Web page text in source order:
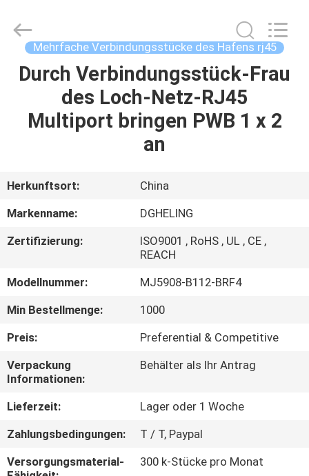
HAUS
PRODUKTE
UNS
AUSFLUG
TRETEN
SIE
MIT
UNS
IN
VERBINDUNG
Rights
Reserved.
Developed Mehrfache Verbindungsstücke des Hafens rj45
Durch Verbindungsstück-Frau
des Loch-Netz-RJ45
Multiport bringen PWB 1 x 2
an
Herkunftsort:
China
Markenname:
DGHELING
Zertifizierung:
ISO9001 , RoHS , UL , CE ,
REACH
Modellnummer:
MJ5908-B112-BRF4
Min Bestellmenge:
1000
Preis:
Preferential & Competitive
Verpackung
Informationen:
Behälter als Ihr Antrag
Lieferzeit:
Lager oder 1 Woche
Zahlungsbedingungen:
T / T, Paypal
Versorgungsmaterial-
300 k-Stücke pro Monat